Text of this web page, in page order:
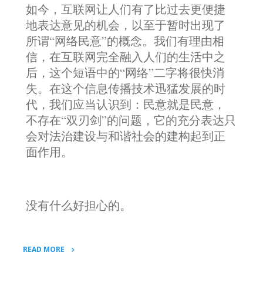
如今，互联网让人们有了比过去更便捷
地表达意见的机会，以至于暂时出现了
所谓“网络民意”的概念。我们有理由相
信，在互联网完全融入人们的生活中之
后，这个短语中的“网络”二字将很快消
失。在这个信息传播技术迅猛发展的时
代，我们应当认识到：民意就是民意，
不存在“双刃剑”的问题，它的充分表达只
会对法治建设与和谐社会的建构起到正
面作用。
没有什么好担心的。
READ MORE